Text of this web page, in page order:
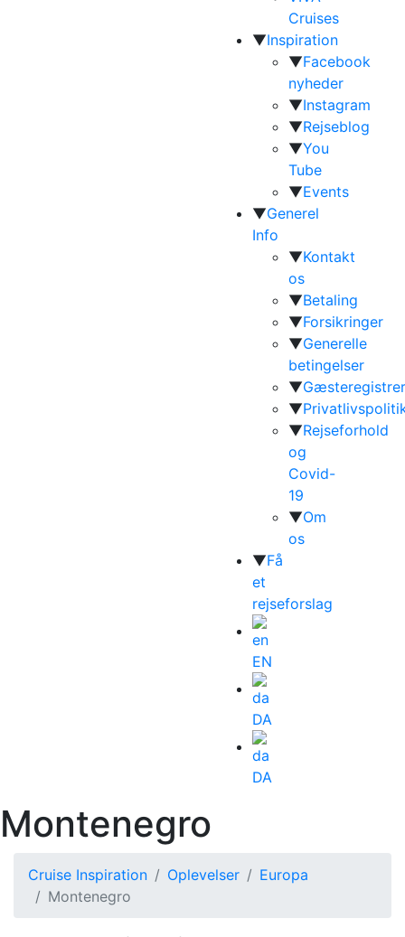
Cruises
▼Inspiration
▼Facebook
nyheder
▼Instagram
▼Rejseblog
▼You
Tube
▼Events
▼Generel
Info
▼Kontakt
os
▼Betaling
▼Forsikringer
▼Generelle
betingelser
▼
▼
▼Rejseforhold
og
Covid-
19
▼Om
os
▼Få
et
rejseforslag
EN
DA
DA
Montenegro
Cruise Inspiration Oplevelser
Europa
Montenegro